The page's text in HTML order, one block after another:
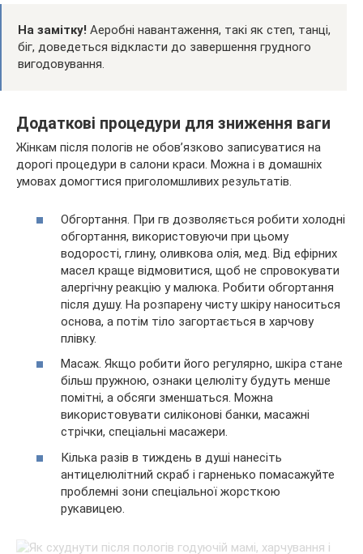
На замітку! Аеробні навантаження, такі як степ, танці,
біг, доведеться відкласти до завершення грудного
вигодовування.
Додаткові процедури для зниження ваги
Жінкам після пологів не обов’язково записуватися на
дорогі процедури в салони краси. Можна і в домашніх
умовах домогтися приголомшливих результатів.
Обгортання. При гв дозволяється робити холодні
обгортання, використовуючи при цьому
водорості, глину, оливкова олія, мед. Від ефірних
масел краще відмовитися, щоб не спровокувати
алергічну реакцію у малюка. Робити обгортання
після душу. На розпарену чисту шкіру наноситься
основа, а потім тіло загортається в харчову
плівку.
Масаж. Якщо робити його регулярно, шкіра стане
більш пружною, ознаки целюліту будуть менше
помітні, а обсяги зменшаться. Можна
використовувати силіконові банки, масажні
стрічки, спеціальні масажери.
Кілька разів в тиждень в душі нанесіть
антицелюлітний скраб і гарненько помасажуйте
проблемні зони спеціальної жорсткою
рукавицею.